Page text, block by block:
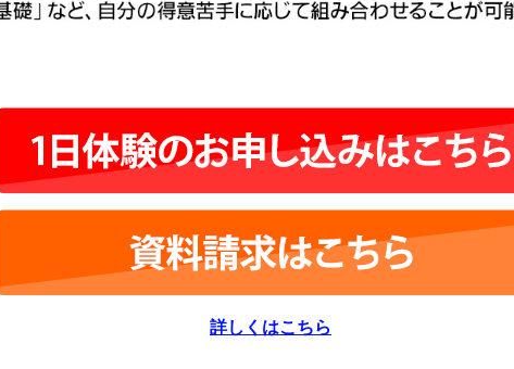
詳しくはこちら